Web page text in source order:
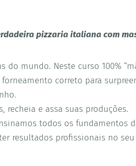
pizzaria italiana com
mundo. Neste curso 100%
correto para
recheia e assa suas produções.
todos os fundamentos
resultados profissionais no